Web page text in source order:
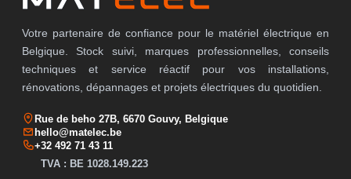
Votre partenaire de confiance pour le matériel électrique en
Belgique. Stock suivi, marques professionnelles, conseils
techniques et service réactif pour vos installations,
rénovations, dépannages et projets électriques du quotidien.
Rue de beho 27B, 6670 Gouvy, Belgique
hello@matelec.be
+32 492 71 43 11
TVA : BE 1028.149.223